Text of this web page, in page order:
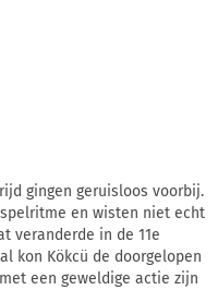
gingen geruisloos voorbij.
en wisten niet echt
veranderde in de 11e
kon Kökcü de doorgelopen
een geweldige actie zijn